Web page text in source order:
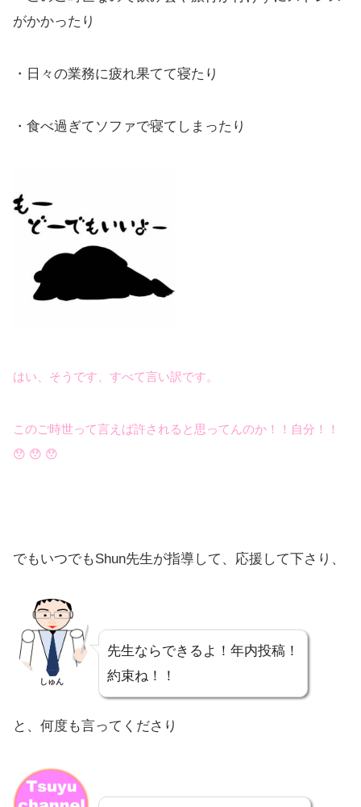
がかかったり
・日々の業務に疲れ果てて寝たり
・食べ過ぎてソファで寝てしまったり
はい、そうです、すべて言い訳です。
このご時世って言えば許されると思ってんのか！！自分！！
😯 😯 😯
でもいつでもShun先生が指導して、応援して下さり、
しゅん
先生ならできるよ！年内投稿！
約束ね！！
と、何度も言ってくださり